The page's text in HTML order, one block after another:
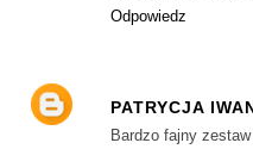
Odpowiedz
PATRYCJA
Bardzo fajny zestaw